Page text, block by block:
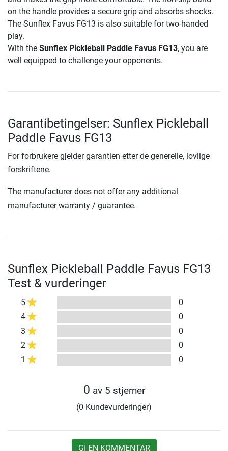
on the handle provides a secure grip and absorbs shocks.
The Sunflex Favus FG13 is also suitable for two-handed
play.
With the Sunflex Pickleball Paddle Favus FG13, you are
well equipped to challenge your opponents.
Garantibetingelser: Sunflex Pickleball
Paddle Favus FG13
For forbrukere gjelder garantien etter de generelle, lovlige
forskriftene.
The manufacturer does not offer any additional
manufacturer warranty / guarantee.
Sunflex Pickleball Paddle Favus FG13
Test & vurderinger
5
0
4
0
3
0
2
0
1
0
0 av 5 stjerner
(0 Kundevurderinger)
GI EN KOMMENTAR